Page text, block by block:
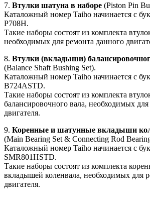
7. Втулки шатуна в наборе (Piston Pin
Каталожный номер Taiho начинается с
P708H.
Такие наборы состоят из комплекта
необходимых для ремонта данного
8. Втулки (вкладыши)
(Balance Shaft Bushing Set).
Каталожный номер Taiho начинается с
B724ASTD.
Такие наборы состоят из комплекта
балансировочного вала, необходимых
двигателя.
9. Коренные и шатунные вкладыши
(Main Bearing Set & Connecting Rod
Каталожный номер Taiho начинается с
SMR801HSTD.
Такие наборы состоят из комплекта
вкладышей коленвала, необходимых для
двигателя.